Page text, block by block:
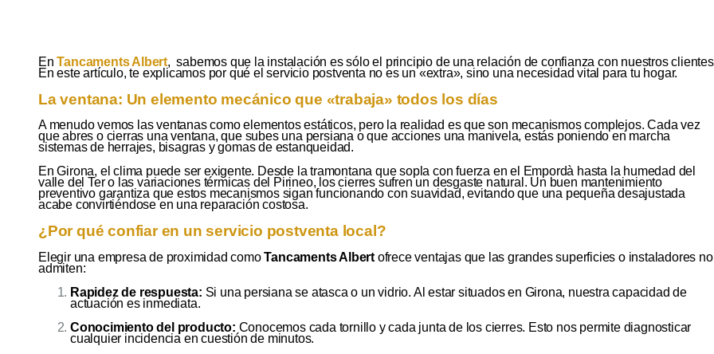
EnTancaments Albert, sabemos que la instalación es sólo el principio de una relación de confianza con nuestros
En este artículo, te explicamos por qué el servicio postventa no es un «extra», sino una necesidad vital para tu hogar.
La ventana: Un elemento mecánico que «trabaja» todos los días
A menudo vemos las ventanas como elementos estáticos, pero la realidad es que son mecanismos complejos. Cada vez
que abres o cierras una ventana, que subes una persiana o que acciones una manivela, estás poniendo en marcha
sistemas de herrajes, bisagras y gomas de estanqueidad.
En Girona, el clima puede ser exigente. Desde la tramontana que sopla con fuerza en el Empordà hasta la humedad del
valle del Ter o las variaciones térmicas del Pirineo, los cierres sufren un desgaste natural. Un buen mantenimiento
preventivo garantiza que estos mecanismos sigan funcionando con suavidad, evitando que una pequeña desajustada
acabe convirtiéndose en una reparación costosa.
¿Por qué confiar en un servicio postventa local?
Elegir una empresa de proximidad comoTancaments Albert ofrece ventajas que las grandes superficies o instaladores no
admiten:
Rapidez de respuesta: Si una persiana se atasca o un vidrio. Al estar situados en Girona, nuestra capacidad de
actuación es inmediata.
Conocimiento del producto: Conocemos cada tornillo y cada junta de los cierres. Esto nos permite diagnosticar
cualquier incidencia en cuestión de minutos.